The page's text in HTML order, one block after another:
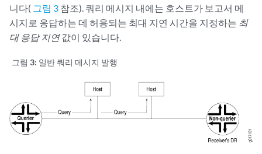
니다( 그림 3 참조). 쿼리 메시지 내에는 호스트가 보고서 메
시지로 응답하는 데 허용되는 최대 지연 시간을 지정하는 최
대 응답 지연값이 있습니다.
그림 3: 일반 쿼리 메시지 발행